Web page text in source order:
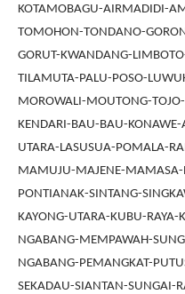
KOTAMOBAGU-AIRMADIDI-
TOMOHON-TONDANO-
GORUT-KWANDANG-
TILAMUTA-PALU-POSO-
MOROWALI-MOUTONG-
KENDARI-BAU-BAU-
UTARA-LASUSUA-POMALA-
MAMUJU-MAJENE-MAMASA-
PONTIANAK-SINTANG-
KAYONG-UTARA-KUBU-RAYA-
NGABANG-MEMPAWAH-
NGABANG-PEMANGKAT-
SEKADAU-SIANTAN-SUNGAI-